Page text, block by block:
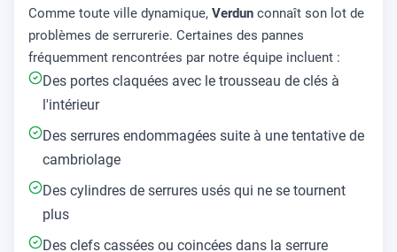
Comme toute ville dynamique, Verdun connaît son lot de
problèmes de serrurerie. Certaines des pannes
fréquemment rencontrées par notre équipe incluent :
Des portes claquées avec le trousseau de clés à
l'intérieur
Des serrures endommagées suite à une tentative de
cambriolage
Des cylindres de serrures usés qui ne se tournent
plus
Des clefs cassées ou coincées dans la serrure